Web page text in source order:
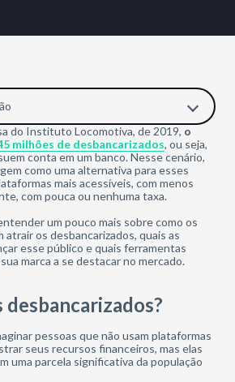
do Instituto Locomotiva, de 2019, o
milhões de desbancarizados, ou seja,
conta em um banco. Nesse cenário,
como uma alternativa para esses
mais acessíveis, com menos
com pouca ou nenhuma taxa.
um pouco mais sobre como os
atrair os desbancarizados, quais as
esse público e quais ferramentas
marca a se destacar no mercado.
desbancarizados?
pessoas que não usam plataformas
seus recursos financeiros, mas elas
uma parcela significativa da população